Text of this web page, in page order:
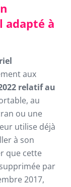
adapté à
aux
relatif au
au
ou une
utilise déjà
à son
que cette
par
2017,